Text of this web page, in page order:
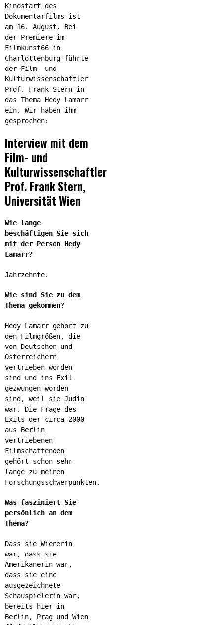
Kinostart des
Dokumentarfilms ist
am 16. August. Bei
der Premiere im
Filmkunst66 in
Charlottenburg führte
der Film- und
Kulturwissenschaftler
Prof. Frank Stern in
das Thema Hedy Lamarr
ein. Wir haben ihm
gesprochen:
Interview mit dem
Film- und
Kulturwissenschaftler
Prof. Frank Stern,
Universität Wien
Wie lange
beschäftigen Sie sich
mit der Person Hedy
Lamarr?
Jahrzehnte.
Wie sind Sie zu dem
Thema gekommen?
Hedy Lamarr gehört zu
den Filmgrößen, die
von Deutschen und
Österreichern
vertrieben worden
sind und ins Exil
gezwungen worden
sind, weil sie Jüdin
war. Die Frage des
Exils der circa 2000
aus Berlin
vertriebenen
Filmschaffenden
gehört schon sehr
lange zu meinen
Forschungsschwerpunkten.
Was fasziniert Sie
persönlich an dem
Thema?
Dass sie Wienerin
war, dass sie
Amerikanerin war,
dass sie eine
ausgezeichnete
Schauspielerin war,
bereits hier in
Berlin, Prag und Wien